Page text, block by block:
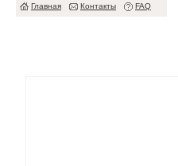
Главная Контакты FAQ